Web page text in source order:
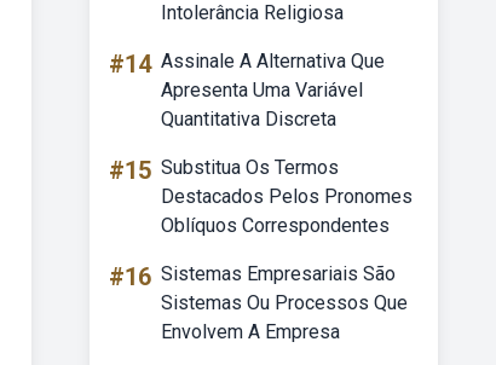
Intolerância Religiosa
#14 Assinale A Alternativa Que
Apresenta Uma Variável
Quantitativa Discreta
#15 Substitua Os Termos
Destacados Pelos Pronomes
Oblíquos Correspondentes
#16 Sistemas Empresariais São
Sistemas Ou Processos Que
Envolvem A Empresa